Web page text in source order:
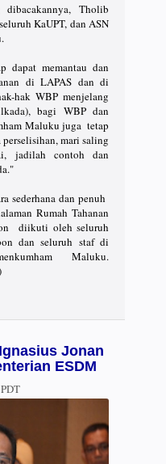
Tholib
KaUPT, dan ASN
dapat memantau dan
di LAPAS dan di
hak WBP menjelang
bagi WBP dan
Maluku juga tetap
mari saling
jadilah contoh dan
sederhana dan penuh
Rumah Tahanan
diikuti oleh seluruh
dan seluruh staf di
Maluku.
Jonan
ESDM